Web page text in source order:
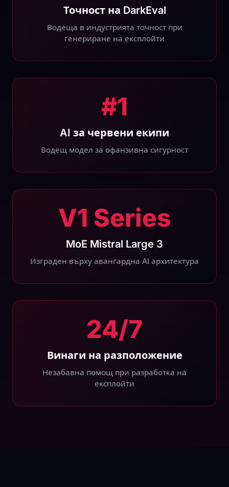
Точност на DarkEval
Водеща в индустрията точност при
генериране на експлойти
#1
AI за червени екипи
Водещ модел за офанзивна сигурност
V1 Series
MoE Mistral Large 3
Изграден върху авангардна AI архитектура
24/7
Винаги на разположение
Незабавна помощ при разработка на
експлойти